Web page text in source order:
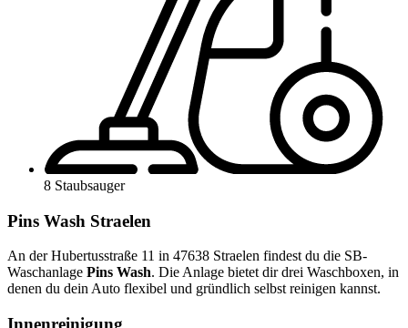
8 Staubsauger
Pins Wash Straelen
An der Hubertusstraße 11 in 47638 Straelen findest du die SB-
Waschanlage Pins Wash. Die Anlage bietet dir drei Waschboxen, in
denen du dein Auto flexibel und gründlich selbst reinigen kannst.
Innenreinigung